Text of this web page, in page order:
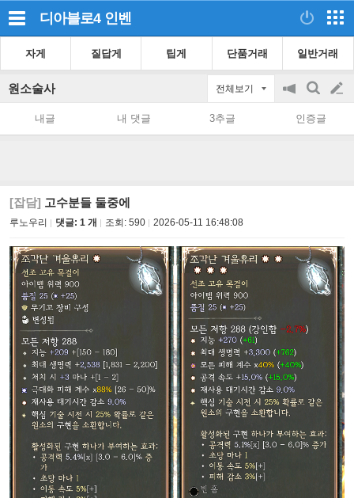
디아블로4 인벤
자게 질답게 팁게 단품거래 일반거래
원소술사 전체보기
공
on/off
검
색
글
쓰
내글 내 댓글 3추글 인증글
[잡담] 고수분들 둘중에
루노우리 댓글: 1 개 조회: 590 2026-05-11 16:48:08